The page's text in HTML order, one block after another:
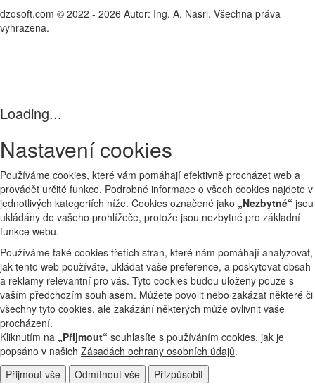
dzosoft.com © 2022 - 2026 Autor: Ing. A. Nasri. Všechna práva
vyhrazena.
Loading...
Nastavení cookies
Používáme cookies, které vám pomáhají efektivně procházet web a
provádět určité funkce. Podrobné informace o všech cookies najdete v
jednotlivých kategoriích níže. Cookies označené jako „Nezbytné“ jsou
ukládány do vašeho prohlížeče, protože jsou nezbytné pro základní
funkce webu.
Používáme také cookies třetích stran, které nám pomáhají analyzovat,
jak tento web používáte, ukládat vaše preference, a poskytovat obsah
a reklamy relevantní pro vás. Tyto cookies budou uloženy pouze s
vaším předchozím souhlasem. Můžete povolit nebo zakázat některé či
všechny tyto cookies, ale zakázání některých může ovlivnit vaše
procházení.
Kliknutím na „Přijmout“ souhlasíte s používáním cookies, jak je
popsáno v našich Zásadách ochrany osobních údajů.
Přijmout vše
Odmítnout vše Přizpůsobit